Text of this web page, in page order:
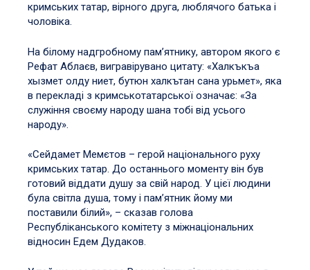
кримських татар, вірного друга, люблячого батька і
чоловіка.
На білому надгробному пам’ятнику, автором якого є
Рефат Аблаєв, вигравірувано цитату: «Халкъкъа
хызмет олду ниет, бутюн халкътан сана урьмет», яка
в перекладі з кримськотатарської означає: «За
служіння своєму народу шана тобі від усього
народу».
«Сейдамет Мемєтов – герой національного руху
кримських татар. До останнього моменту він був
готовий віддати душу за свій народ. У цієї людини
була світла душа, тому і пам’ятник йому ми
поставили білий», – сказав голова
Республіканського комітету з міжнаціональних
відносин Едем Дудаков.